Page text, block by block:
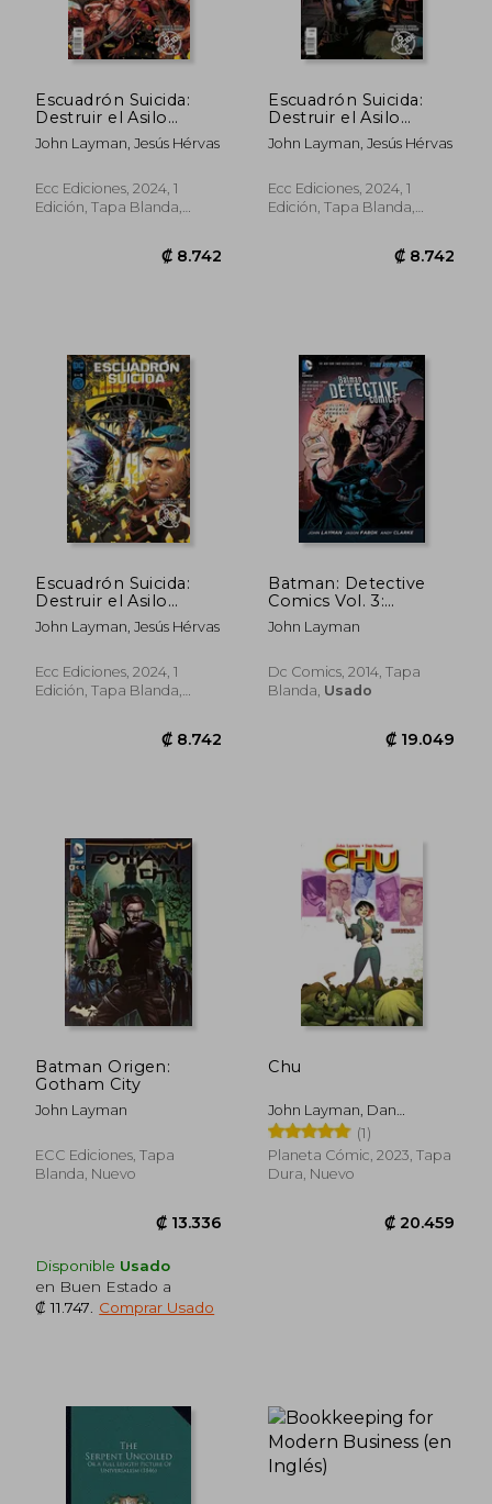
₡ 13.047
₡ 8.742
Escuadrón Suicida:
Destruir el Asilo
Arkham núm. 4 de 5
John Layman, Jesús Hérvas
Ecc Ediciones, 2024, 1
Edición, Tapa Blanda,
₡ 8.742
Escuadrón Suicida:
Destruir el Asilo
Arkham núm. 5 de 5
John Layman, Jesús Hérvas
Ecc Ediciones, 2024, 1
Edición, Tapa Blanda,
Escuadrón Suicida:
Destruir el Asilo
Arkham núm. 1 de 5
John Layman, Jesús Hérvas
Ecc Ediciones, 2024, 1
Edición, Tapa Blanda,
Batman: Detective
Comics Vol. 3:
Emperor Penguin
(The new 52)
(en Inglés)
John Layman
Dc Comics, 2014, Tapa
Blanda, Usado
Batman Origen:
Gotham City
John Layman
ECC Ediciones, Tapa
Blanda, Nuevo
Disponible Usado
en Buen Estado a
₡ 11.747
Comprar Usado
Chu
John Layman, Dan
Boultwood
(1)
Planeta Cómic, 2023, Tapa
Dura, Nuevo